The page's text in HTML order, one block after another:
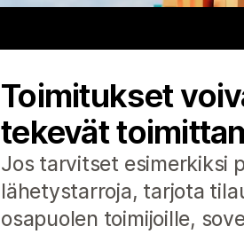
Toimitukset
tekevät
Jos tarvitset esimerkiksi
lähetystarroja, tarjota
osapuolen toimijoille,